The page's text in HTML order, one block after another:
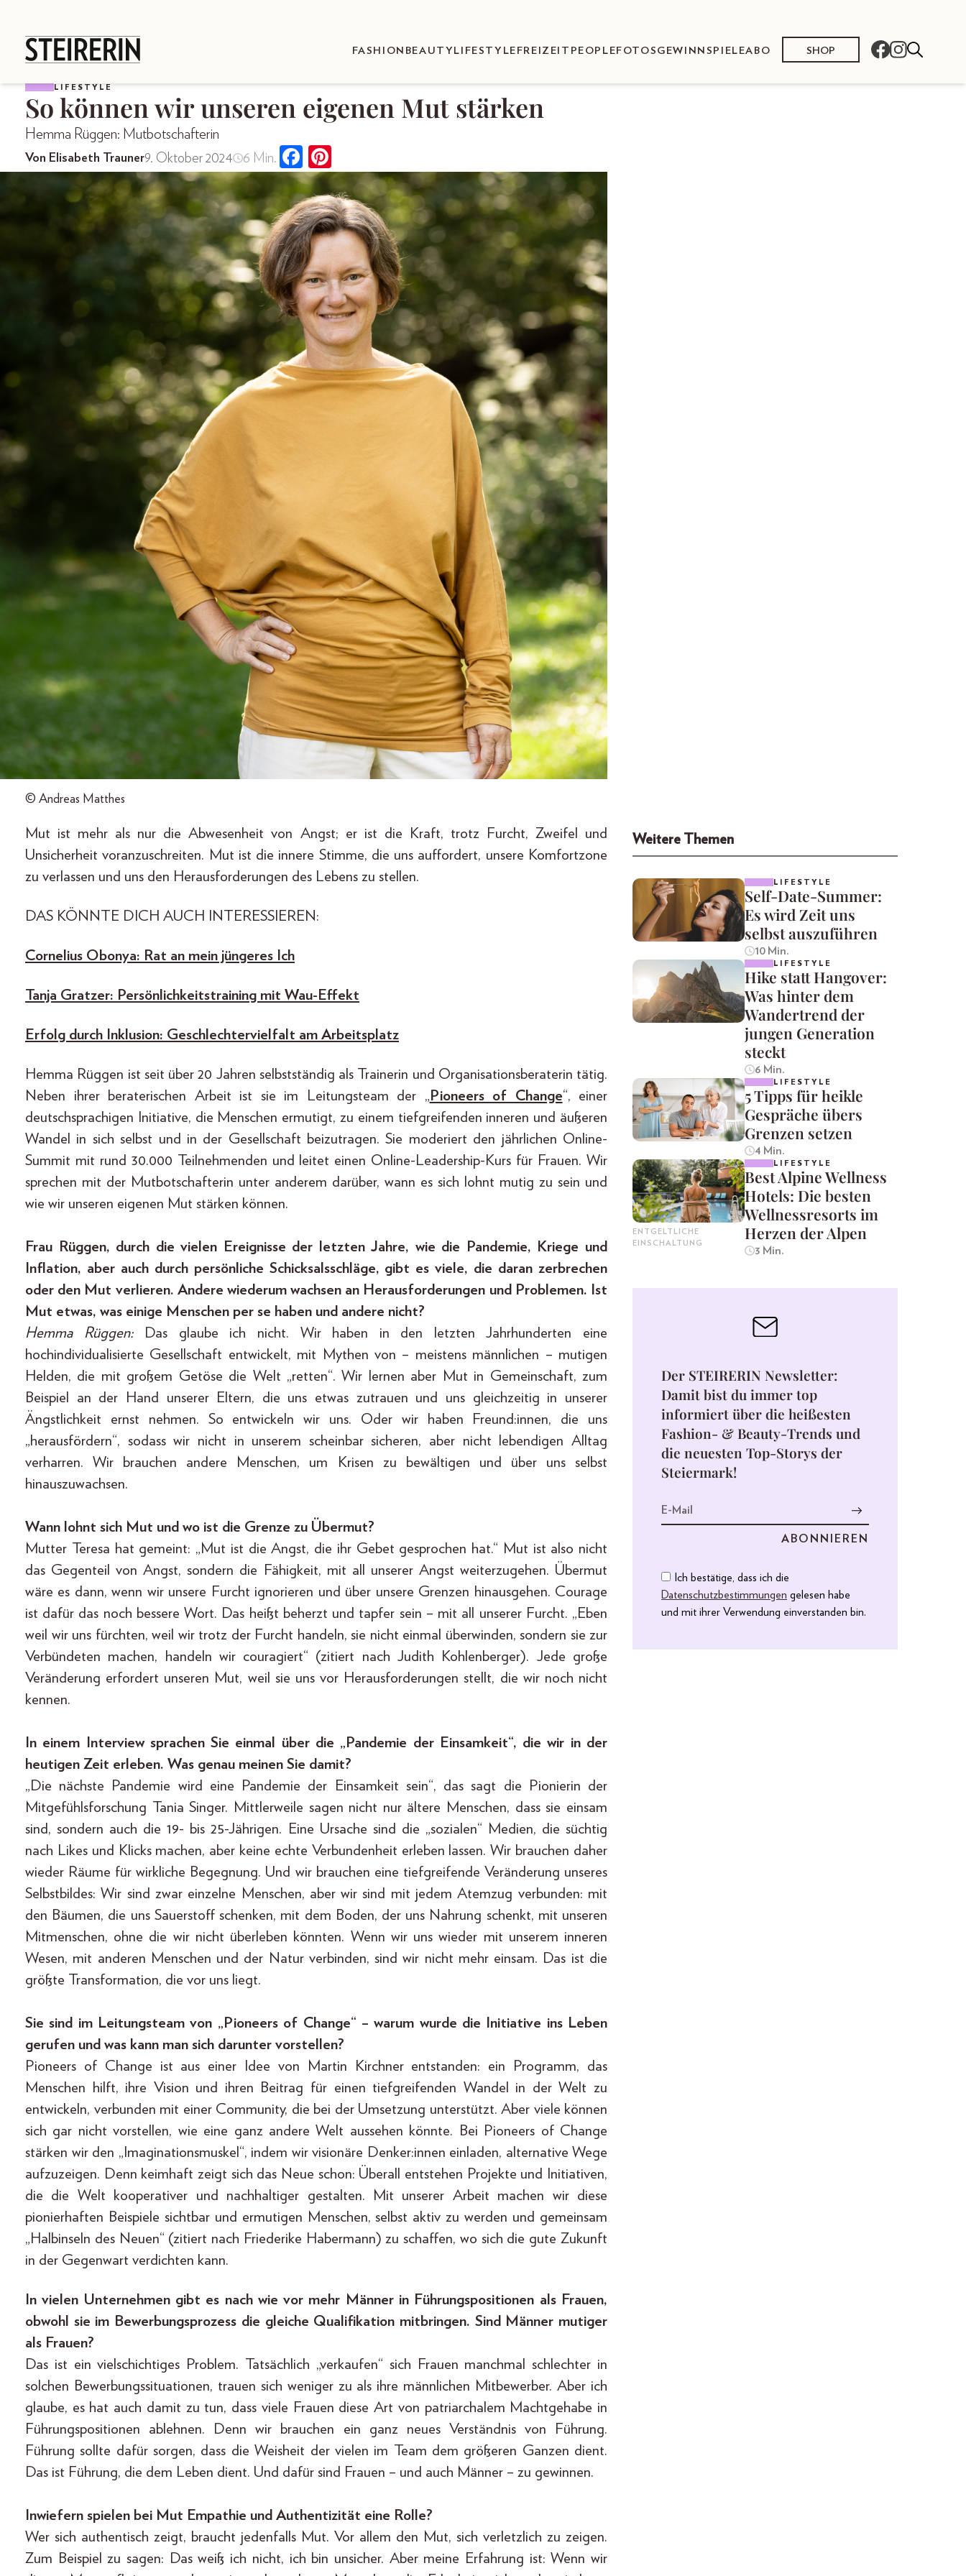
FASHION BEAUTY LIFESTYLE FREIZEIT PEOPLE FOTOS GEWINNSPIELEABO SHOP
LIFESTYLE
So können wir unseren eigenen Mut stärken
Hemma Rüggen: Mutbotschafterin
Von Elisabeth Trauner9. Oktober 2024 6 Min.
© Andreas Matthes
Mut ist mehr als nur die Abwesenheit von Angst; er ist die Kraft, trotz Furcht, Zweifel und
Unsicherheit voranzuschreiten. Mut ist die innere Stimme, die uns auffordert, unsere Komfortzone
zu verlassen und uns den Herausforderungen des Lebens zu stellen.
DAS KÖNNTE DICH AUCH INTERESSIEREN:
Cornelius Obonya: Rat an mein jüngeres Ich
Tanja Gratzer: Persönlichkeitstraining mit Wau-Effekt
Erfolg durch Inklusion: Geschlechtervielfalt am Arbeitsplatz
Hemma Rüggen ist seit über 20 Jahren selbstständig als Trainerin und Organisationsberaterin tätig.
Neben ihrer beraterischen Arbeit ist sie im Leitungsteam der „ Pioneers of Change“, einer
deutschsprachigen Initiative, die Menschen ermutigt, zu einem tiefgreifenden inneren und äußeren
Wandel in sich selbst und in der Gesellschaft beizutragen. Sie moderiert den jährlichen Online-
Summit mit rund 30.000 Teilnehmenden und leitet einen Online-Leadership-Kurs für Frauen. Wir
sprechen mit der Mutbotschafterin unter anderem darüber, wann es sich lohnt mutig zu sein und
wie wir unseren eigenen Mut stärken können.
Frau Rüggen, durch die vielen Ereignisse der letzten Jahre, wie die Pandemie, Kriege und
Inflation, aber auch durch persönliche Schicksalsschläge, gibt es viele, die daran zerbrechen
oder den Mut verlieren. Andere wiederum wachsen an Herausforderungen und Problemen. Ist
Mut etwas, was einige Menschen per se haben und andere nicht?
Hemma Rüggen:Das glaube ich nicht. Wir haben in den letzten Jahrhunderten eine
hochindividualisierte Gesellschaft entwickelt, mit Mythen von – meistens männlichen – mutigen
Helden, die mit großem Getöse die Welt „retten“. Wir lernen aber Mut in Gemeinschaft, zum
Beispiel an der Hand unserer Eltern, die uns etwas zutrauen und uns gleichzeitig in unserer
Ängstlichkeit ernst nehmen. So entwickeln wir uns. Oder wir haben Freund:innen, die uns
„herausfördern“, sodass wir nicht in unserem scheinbar sicheren, aber nicht lebendigen Alltag
verharren. Wir brauchen andere Menschen, um Krisen zu bewältigen und über uns selbst
hinauszuwachsen.
Wann lohnt sich Mut und wo ist die Grenze zu Übermut?
Mutter Teresa hat gemeint: „Mut ist die Angst, die ihr Gebet gesprochen hat.“ Mut ist also nicht
das Gegenteil von Angst, sondern die Fähigkeit, mit all unserer Angst weiterzugehen. Übermut
wäre es dann, wenn wir unsere Furcht ignorieren und über unsere Grenzen hinausgehen. Courage
ist dafür das noch bessere Wort. Das heißt beherzt und tapfer sein – mit all unserer Furcht. „Eben
weil wir uns fürchten, weil wir trotz der Furcht handeln, sie nicht einmal überwinden, sondern sie zur
Verbündeten machen, handeln wir couragiert“ (zitiert nach Judith Kohlenberger). Jede große
Veränderung erfordert unseren Mut, weil sie uns vor Herausforderungen stellt, die wir noch nicht
kennen.
In einem Interview sprachen Sie einmal über die „Pandemie der Einsamkeit“, die wir in der
heutigen Zeit erleben. Was genau meinen Sie damit?
„Die nächste Pandemie wird eine Pandemie der Einsamkeit sein“, das sagt die Pionierin der
Mitgefühlsforschung Tania Singer. Mittlerweile sagen nicht nur ältere Menschen, dass sie einsam
sind, sondern auch die 19- bis 25-Jährigen. Eine Ursache sind die „sozialen“ Medien, die süchtig
nach Likes und Klicks machen, aber keine echte Verbundenheit erleben lassen. Wir brauchen daher
wieder Räume für wirkliche Begegnung. Und wir brauchen eine tiefgreifende Veränderung unseres
Selbstbildes: Wir sind zwar einzelne Menschen, aber wir sind mit jedem Atemzug verbunden: mit
den Bäumen, die uns Sauerstoff schenken, mit dem Boden, der uns Nahrung schenkt, mit unseren
Mitmenschen, ohne die wir nicht überleben könnten. Wenn wir uns wieder mit unserem inneren
Wesen, mit anderen Menschen und der Natur verbinden, sind wir nicht mehr einsam. Das ist die
größte Transformation, die vor uns liegt.
Sie sind im Leitungsteam von „Pioneers of Change“ – warum wurde die Initiative ins Leben
gerufen und was kann man sich darunter vorstellen?
Pioneers of Change ist aus einer Idee von Martin Kirchner entstanden: ein Programm, das
Menschen hilft, ihre Vision und ihren Beitrag für einen tiefgreifenden Wandel in der Welt zu
entwickeln, verbunden mit einer Community, die bei der Umsetzung unterstützt. Aber viele können
sich gar nicht vorstellen, wie eine ganz andere Welt aussehen könnte. Bei Pioneers of Change
stärken wir den „Imaginationsmuskel“, indem wir visionäre Denker:innen einladen, alternative Wege
aufzuzeigen. Denn keimhaft zeigt sich das Neue schon: Überall entstehen Projekte und Initiativen,
die die Welt kooperativer und nachhaltiger gestalten. Mit unserer Arbeit machen wir diese
pionierhaften Beispiele sichtbar und ermutigen Menschen, selbst aktiv zu werden und gemeinsam
„Halbinseln des Neuen“ (zitiert nach Friederike Habermann) zu schaffen, wo sich die gute Zukunft
in der Gegenwart verdichten kann.
In vielen Unternehmen gibt es nach wie vor mehr Männer in Führungspositionen als Frauen,
obwohl sie im Bewerbungsprozess die gleiche Qualifikation mitbringen. Sind Männer mutiger
als Frauen?
Das ist ein vielschichtiges Problem. Tatsächlich „verkaufen“ sich Frauen manchmal schlechter in
solchen Bewerbungssituationen, trauen sich weniger zu als ihre männlichen Mitbewerber. Aber ich
glaube, es hat auch damit zu tun, dass viele Frauen diese Art von patriarchalem Machtgehabe in
Führungspositionen ablehnen. Denn wir brauchen ein ganz neues Verständnis von Führung.
Führung sollte dafür sorgen, dass die Weisheit der vielen im Team dem größeren Ganzen dient.
Das ist Führung, die dem Leben dient. Und dafür sind Frauen – und auch Männer – zu gewinnen.
Inwiefern spielen bei Mut Empathie und Authentizität eine Rolle?
Wer sich authentisch zeigt, braucht jedenfalls Mut. Vor allem den Mut, sich verletzlich zu zeigen.
Zum Beispiel zu sagen: Das weiß ich nicht, ich bin unsicher. Aber meine Erfahrung ist: Wenn wir
Weitere Themen
LIFESTYLE
Self-Date-Summer:
Es wird Zeit uns
selbst auszuführen
10 Min.
LIFESTYLE
Hike statt Hangover:
Was hinter dem
Wandertrend der
jungen Generation
steckt
6 Min.
LIFESTYLE
5 Tipps für heikle
Gespräche übers
Grenzen setzen
4 Min.
ENTGELTLICHE
EINSCHALTUNG
LIFESTYLE
Best Alpine Wellness
Hotels: Die besten
Wellnessresorts im
Herzen der Alpen
3 Min.
Der STEIRERIN Newsletter:
Damit bist du immer top
informiert über die heißesten
Fashion- & Beauty-Trends und
die neuesten Top-Storys der
Steiermark!
Ich bestätige, dass ich die
Datenschutzbestimmungen gelesen habe
und mit ihrer Verwendung einverstanden bin.